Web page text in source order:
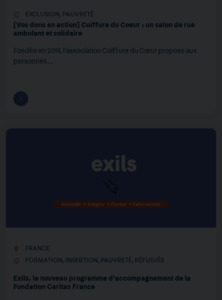
EXCLUSION , PAUVRETÉ
[Vos dons en action] Coiffure du Coeur : un salon de rue
ambulant et solidaire
Fondée en 2019, l’association Coiffure du Cœur propose aux
personnes…
FRANCE
FORMATION , INSERTION , PAUVRETÉ, RÉFUGIÉS
Exils, le nouveau programme d’accompagnement de la
Fondation Caritas France